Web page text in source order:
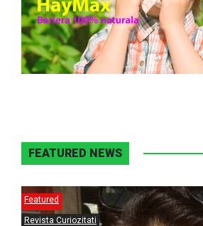
FEATURED NEWS
Featured
Revista Curiozitati